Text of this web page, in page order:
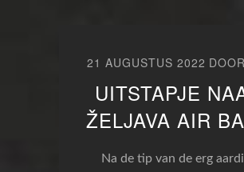
21 AUGUSTUS 2022 DOOR
UITSTAPJE
ŽELJAVA AIR
Na de tip van de erg